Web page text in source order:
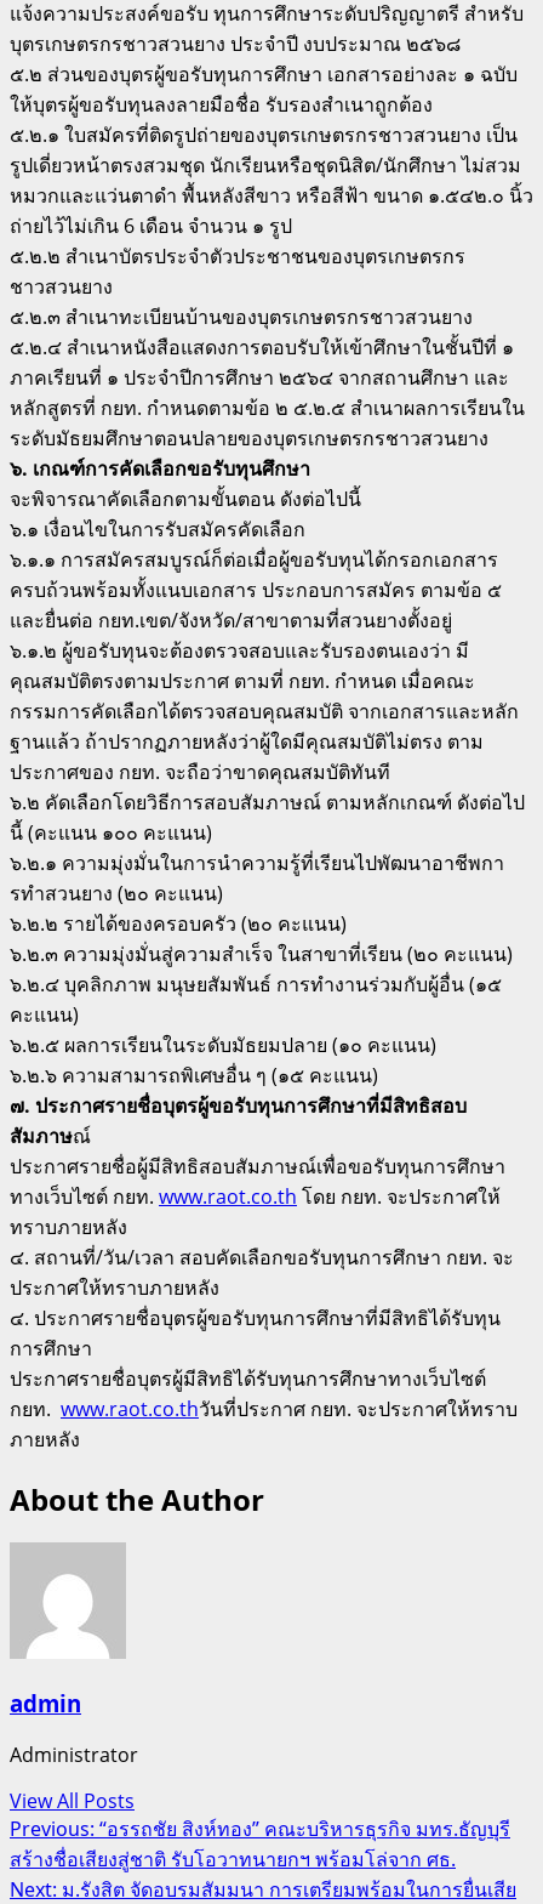
แจ้งความประสงค์ขอรับ ทุนการศึกษาระดับปริญญาตรี สําหรับ
บุตรเกษตรกรชาวสวนยาง ประจําปี งบประมาณ ๒๕๖๘
๕.๒ ส่วนของบุตรผู้ขอรับทุนการศึกษา เอกสารอย่างละ ๑ ฉบับ
ให้บุตรผู้ขอรับทุนลงลายมือชื่อ รับรองสําเนาถูกต้อง
๕.๒.๑ ใบสมัครที่ติดรูปถ่ายของบุตรเกษตรกรชาวสวนยาง เป็น
รูปเดี่ยวหน้าตรงสวมชุด นักเรียนหรือชุดนิสิต/นักศึกษา ไม่สวม
หมวกและแว่นตาดํา พื้นหลังสีขาว หรือสีฟ้า ขนาด ๑.๕๔๒.๐ นิ้ว
ถ่ายไว้ไม่เกิน 6 เดือน จํานวน ๑ รูป
๕.๒.๒ สําเนาบัตรประจําตัวประชาชนของบุตรเกษตรกร
ชาวสวนยาง
๕.๒.๓ สําเนาทะเบียนบ้านของบุตรเกษตรกรชาวสวนยาง
๕.๒.๔ สําเนาหนังสือแสดงการตอบรับให้เข้าศึกษาในชั้นปีที่ ๑
ภาคเรียนที่ ๑ ประจําปีการศึกษา ๒๕๖๔ จากสถานศึกษา และ
หลักสูตรที่ กยท. กําหนดตามข้อ ๒ ๕.๒.๕ สําเนาผลการเรียนใน
ระดับมัธยมศึกษาตอนปลายของบุตรเกษตรกรชาวสวนยาง
๖. เกณฑ์การคัดเลือกขอรับทุนศึกษา
จะพิจารณาคัดเลือกตามขั้นตอน ดังต่อไปนี้
๖.๑ เงื่อนไขในการรับสมัครคัดเลือก
๖.๑.๑ การสมัครสมบูรณ์ก็ต่อเมื่อผู้ขอรับทุนได้กรอกเอกสาร
ครบถ้วนพร้อมทั้งแนบเอกสาร ประกอบการสมัคร ตามข้อ ๕
และยื่นต่อ กยท.เขต/จังหวัด/สาขาตามที่สวนยางตั้งอยู่
๖.๑.๒ ผู้ขอรับทุนจะต้องตรวจสอบและรับรองตนเองว่า มี
คุณสมบัติตรงตามประกาศ ตามที่ กยท. กําหนด เมื่อคณะ
กรรมการคัดเลือกได้ตรวจสอบคุณสมบัติ จากเอกสารและหลัก
ฐานแล้ว ถ้าปรากฏภายหลังว่าผู้ใดมีคุณสมบัติไม่ตรง ตาม
ประกาศของ กยท. จะถือว่าขาดคุณสมบัติทันที
๖.๒ คัดเลือกโดยวิธีการสอบสัมภาษณ์ ตามหลักเกณฑ์ ดังต่อไป
นี้ (คะแนน ๑๐๐ คะแนน)
๖.๒.๑ ความมุ่งมั่นในการนําความรู้ที่เรียนไปพัฒนาอาชีพกา
รทําสวนยาง (๒๐ คะแนน)
๖.๒.๒ รายได้ของครอบครัว (๒๐ คะแนน)
๖.๒.๓ ความมุ่งมั่นสู่ความสําเร็จ ในสาขาที่เรียน (๒๐ คะแนน)
๖.๒.๔ บุคลิกภาพ มนุษยสัมพันธ์ การทํางานร่วมกับผู้อื่น (๑๕
คะแนน)
๖.๒.๕ ผลการเรียนในระดับมัธยมปลาย (๑๐ คะแนน)
๖.๒.๖ ความสามารถพิเศษอื่น ๆ (๑๕ คะแนน)
๗. ประกาศรายชื่อบุตรผู้ขอรับทุนการศึกษาที่มีสิทธิสอบ
สัมภาษณ์
ประกาศรายชื่อผู้มีสิทธิสอบสัมภาษณ์เพื่อขอรับทุนการศึกษา
ทางเว็บไซต์ กยท. www.raot.co.th โดย กยท. จะประกาศให้
ทราบภายหลัง
๔. สถานที่/วัน/เวลา สอบคัดเลือกขอรับทุนการศึกษา กยท. จะ
ประกาศให้ทราบภายหลัง
๔. ประกาศรายชื่อบุตรผู้ขอรับทุนการศึกษาที่มีสิทธิได้รับทุน
การศึกษา
ประกาศรายชื่อบุตรผู้มีสิทธิได้รับทุนการศึกษาทางเว็บไซต์
กยท. www.raot.co.thวันที่ประกาศ กยท. จะประกาศให้ทราบ
ภายหลัง
About the Author
admin
Administrator
View All Posts
Post
navigation
Previous: “อรรถชัย สิงห์ทอง” คณะบริหารธุรกิจ มทร.ธัญบุรี
สร้างชื่อเสียงสู่ชาติ รับโอวาทนายกฯ พร้อมโล่จาก ศธ.
Next: ม.รังสิต จัดอบรมสัมมนา การเตรียมพร้อมในการยื่นเสีย